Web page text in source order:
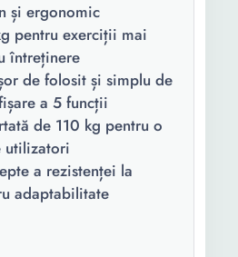
Kg
Negru
și ergonomic
pentru exerciții mai
întreținere
de folosit și simplu de
a 5 funcții
de 110 kg pentru o
utilizatori
a rezistenței la
adaptabilitate